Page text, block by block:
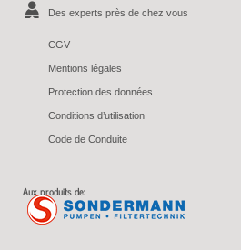
Des experts près de chez vous
CGV
Mentions légales
Protection des données
Conditions d’utilisation
Code de Conduite
Aux produits de: